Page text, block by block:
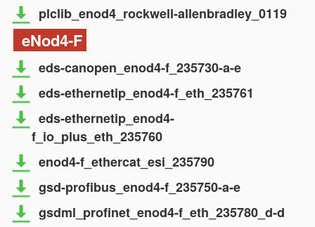
plclib_enod4_rockwell-allenbradley_0119
eNod4-F
eds-canopen_enod4-f_235730-a-e
eds-ethernetip_enod4-f_eth_235761
eds-ethernetip_enod4-
f_io_plus_eth_235760
enod4-f_ethercat_esi_235790
gsd-profibus_enod4-f_235750-a-e
gsdml_profinet_enod4-f_eth_235780_d-d